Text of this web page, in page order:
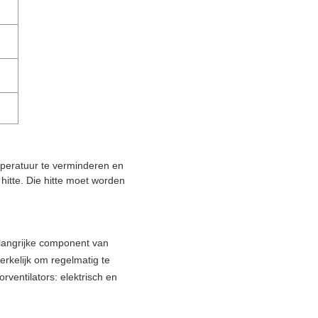
te verminderen en
Die hitte moet worden
component van
om regelmatig te
elektrisch en